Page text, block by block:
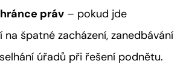
práv – pokud jde
na špatné zacházení, zanedbávání
úřadů při řešení podnětu.